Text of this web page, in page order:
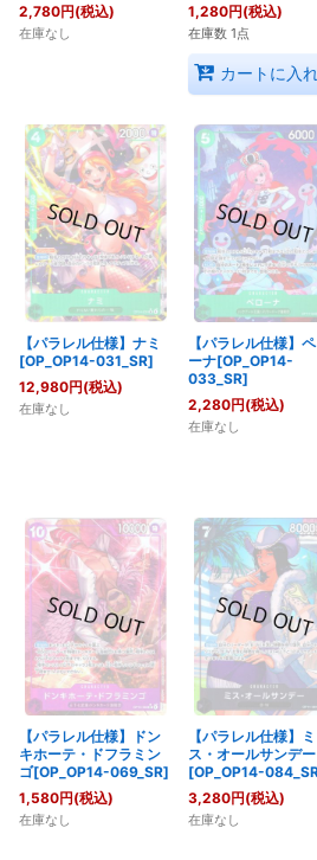
2,780円(税込)
在庫なし
1,280円(税込)
在庫数 1点
カートに入
【パラレル仕様】ナミ
[OP_OP14-031_SR]
12,980円(税込)
在庫なし
【パラレル仕様】
ーナ[OP_OP14-
033_SR]
2,280円(税込)
在庫なし
【パラレル仕様】ドン
キホーテ・ドフラミン
ゴ[OP_OP14-069_SR]
1,580円(税込)
在庫なし
【パラレル仕様】ミ
ス・オールサンデー
[OP_OP14-
3,280円(税込)
在庫なし